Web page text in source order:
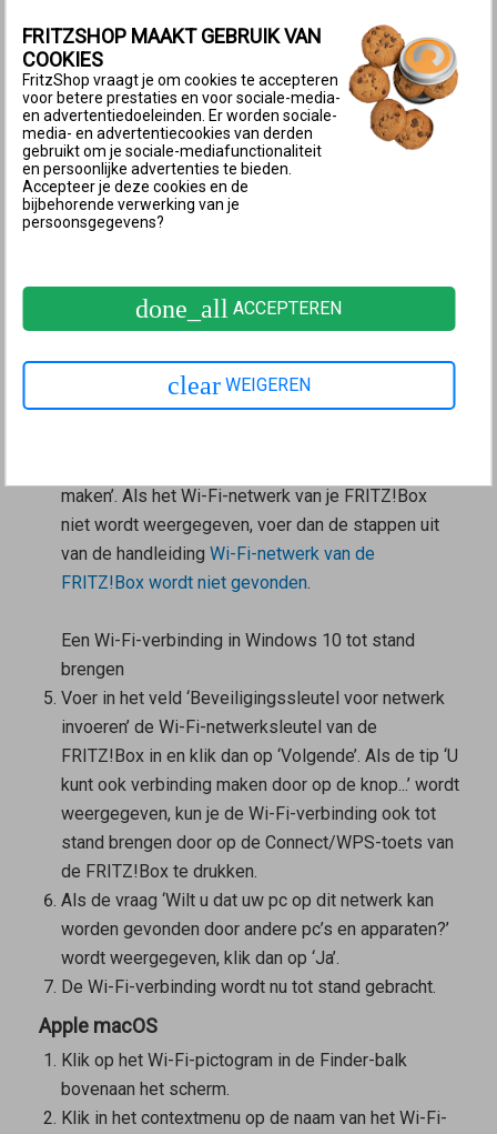
netwerksleutel van de FRITZ!Box in en tik op
‘Verbind’.
De Wi-Fi-verbinding wordt nu tot stand gebracht en
het iOS-apparaat heeft via de FRITZ!Box toegang
tot het internet.
3 Computer met FRITZ!Box verbinden
Windows
vervolgens op(Instellingen).
Klik in het menu ‘Instellingen’ op ‘Netwerk en
Klik op ‘Beschikbare netwerken weergegeven’.
Klik in de lijst met beschikbare netwerken op de
maken’. Als het Wi-Fi-netwerk van je FRITZ!Box
niet wordt weergegeven, voer dan de stappen uit
van de handleiding Wi-Fi-netwerk van de
FRITZ!Box wordt niet gevonden
Een Wi-Fi-verbinding in Windows 10 tot stand
brengen
Voer in het veld ‘Beveiligingssleutel voor netwerk
invoeren’ de Wi-Fi-netwerksleutel van de
FRITZ!Box in en klik dan op ‘Volgende’. Als de tip ‘U
kunt ook verbinding maken door op de knop...’ wordt
weergegeven, kun je de Wi-Fi-verbinding ook tot
stand brengen door op de Connect/WPS-toets van
de FRITZ!Box te drukken.
Als de vraag ‘Wilt u dat uw pc op dit netwerk kan
worden gevonden door andere pc’s en apparaten?’
wordt weergegeven, klik dan op ‘Ja’.
De Wi-Fi-verbinding wordt nu tot stand gebracht.
Apple macOS
Klik op het Wi-Fi-pictogram in de Finder-balk
bovenaan het scherm.
Klik in het contextmenu op de naam van het Wi-Fi-
FRITZSHOP MAAKT GEBRUIK VAN
COOKIES
FritzShop vraagt je om cookies te accepteren
voor betere prestaties en voor sociale-media-
en advertentiedoeleinden. Er worden sociale-
media- en advertentiecookies van derden
gebruikt om je sociale-mediafunctionaliteit
en persoonlijke advertenties te bieden.
Accepteer je deze cookies en de
bijbehorende verwerking van je
persoonsgegevens?
done_all ACCEPTEREN
clear WEIGEREN